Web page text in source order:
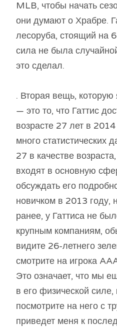
MLB, чтобы начать
они думают о Храбре.
лесоруба, стоящий на
сила не была
это сделал.
. Вторая вещь, которую
— это то, что Гаттис
возрасте 27 лет в
много статистических
27 в качестве
входят в основную
обсуждать его
новичком в 2013 году,
ранее, у Гаттиса не
крупным компаниям,
видите 26-летнего
смотрите на игрока
Это означает, что мы
в его физической
посмотрите на него с
приведет меня к